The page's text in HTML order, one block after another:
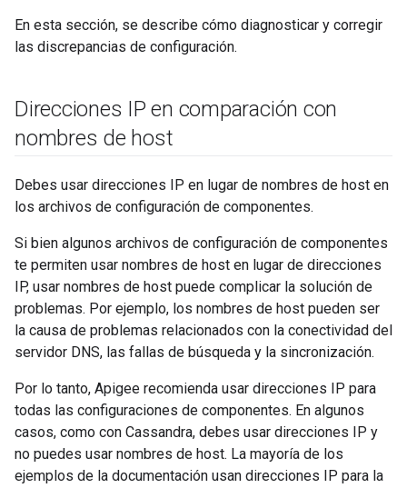
En esta sección, se describe cómo diagnosticar y corregir
las discrepancias de configuración.
Direcciones IP en comparación con
nombres de host
Debes usar direcciones IP en lugar de nombres de host en
los archivos de configuración de componentes.
Si bien algunos archivos de configuración de componentes
te permiten usar nombres de host en lugar de direcciones
IP, usar nombres de host puede complicar la solución de
problemas. Por ejemplo, los nombres de host pueden ser
la causa de problemas relacionados con la conectividad del
servidor DNS, las fallas de búsqueda y la sincronización.
Por lo tanto, Apigee recomienda usar direcciones IP para
todas las configuraciones de componentes. En algunos
casos, como con Cassandra, debes usar direcciones IP y
no puedes usar nombres de host. La mayoría de los
ejemplos de la documentación usan direcciones IP para la